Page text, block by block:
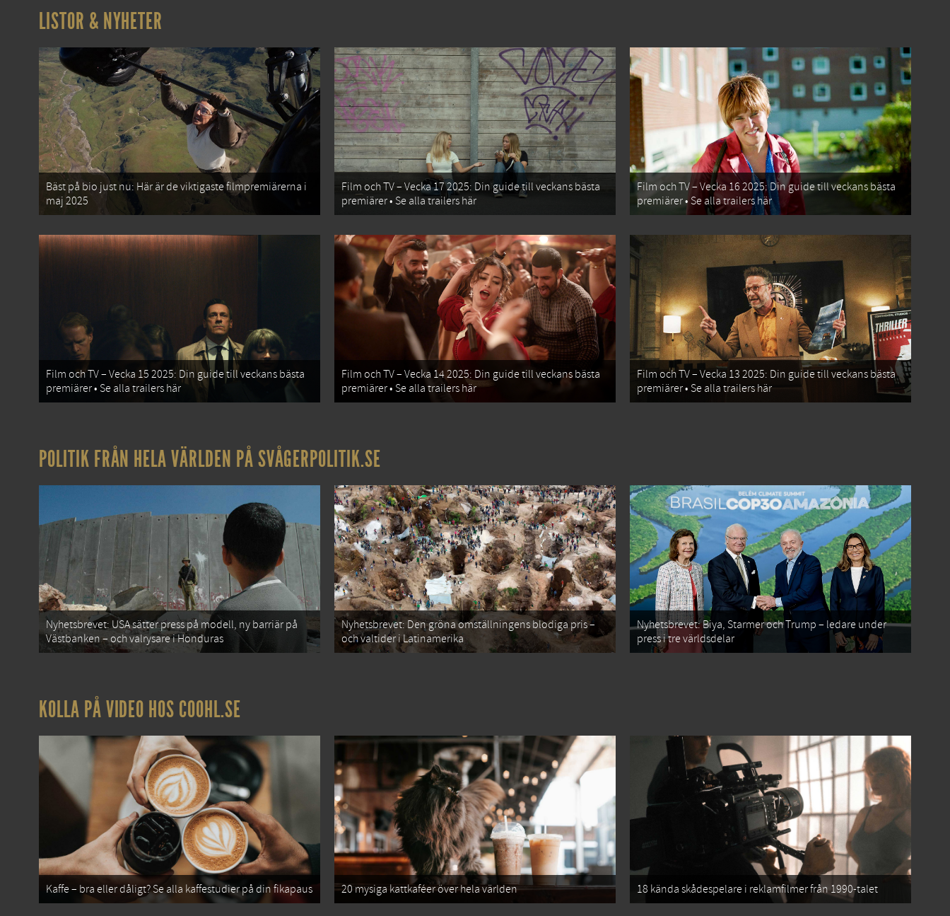
LISTOR & NYHETER
Bäst på bio just nu: Här är de viktigaste filmpremiärerna i
maj 2025
Film och TV – Vecka 17 2025: Din guide till veckans bästa
premiärer • Se alla trailers här
Film och TV – Vecka 16 2025: Din guide till veckans bästa
premiärer • Se alla trailers här
Film och TV – Vecka 15 2025: Din guide till veckans bästa
premiärer • Se alla trailers här
Film och TV – Vecka 14 2025: Din guide till veckans bästa
premiärer • Se alla trailers här
Film och TV – Vecka 13 2025: Din guide till veckans bästa
premiärer • Se alla trailers här
POLITIK FRÅN HELA VÄRLDEN PÅ SVÅGERPOLITIK.SE
Nyhetsbrevet: USA sätter press på modell, ny barriär på
Västbanken – och valrysare i Honduras
Nyhetsbrevet: Den gröna omställningens blodiga pris –
och valtider i Latinamerika
Nyhetsbrevet: Biya, Starmer och Trump – ledare under
press i tre världsdelar
KOLLA PÅ VIDEO HOS COOHL.SE
Kaffe – bra eller dåligt? Se alla kaffestudier på din fikapaus 20 mysiga kattkaféer över hela världen 18 kända skådespelare i reklamfilmer från 1990-talet